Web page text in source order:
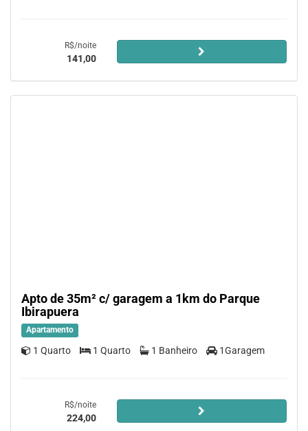
R$/noite
141,00
Apto de 35m² c/ garagem a 1km do Parque
Ibirapuera
Apartamento
1 Quarto 1 Quarto 1 Banheiro 1Garagem
R$/noite
224,00